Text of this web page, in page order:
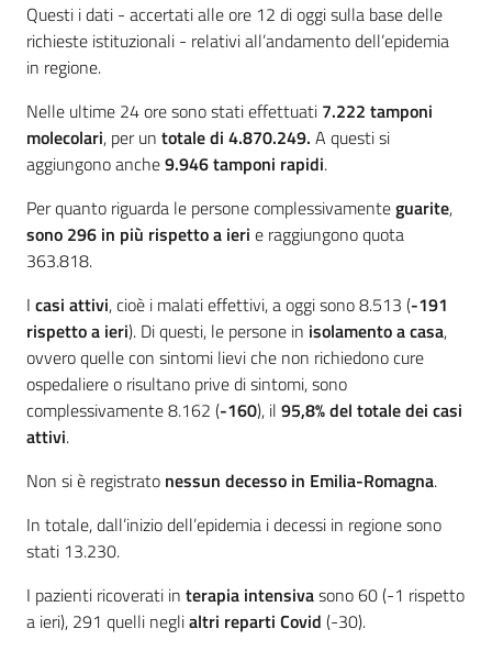
Questi i dati - accertati alle ore 12 di oggi sulla base delle
richieste istituzionali - relativi all’andamento dell’epidemia
in regione.
Nelle ultime 24 ore sono stati effettuati 7.222 tamponi
molecolari, per un totale di 4.870.249. A questi si
aggiungono anche9.946tamponi rapidi.
Per quanto riguarda le persone complessivamenteguarite,
sono 296 in più rispetto a ieri e raggiungono quota
363.818.
I casi attivi, cioè i malati effettivi, a oggi sono 8.513 (-191
rispetto a ieri). Di questi, le persone in isolamento a casa,
ovvero quelle con sintomi lievi che non richiedono cure
ospedaliere o risultano prive di sintomi, sono
complessivamente 8.162 (-160), il 95,8% del totale dei casi
attivi.
Non si è registrato nessun decesso in Emilia-Romagna.
In totale, dall’inizio dell’epidemia i decessi in regione sono
stati 13.230.
I pazienti ricoverati in terapia intensivasono 60 (-1 rispetto
a ieri), 291 quelli neglialtri reparti Covid (-30).